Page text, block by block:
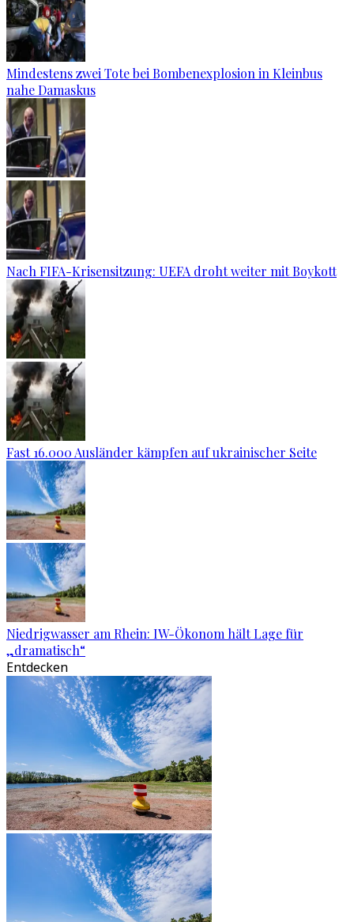
Mindestens zwei Tote bei Bombenexplosion in Kleinbus
nahe Damaskus
Nach FIFA-Krisensitzung: UEFA droht weiter mit Boykott
Fast 16.000 Ausländer kämpfen auf ukrainischer Seite
Niedrigwasser am Rhein: IW-Ökonom hält Lage für
„dramatisch“
Entdecken